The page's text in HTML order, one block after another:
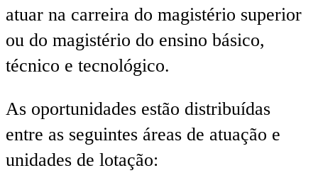
atuar na carreira do magistério superior
ou do magistério do ensino básico,
técnico e tecnológico.
As oportunidades estão distribuídas
entre as seguintes áreas de atuação e
unidades de lotação: